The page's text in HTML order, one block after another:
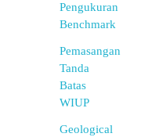
Pengukuran
Benchmark
Pemasangan
Tanda
Batas
WIUP
Geological